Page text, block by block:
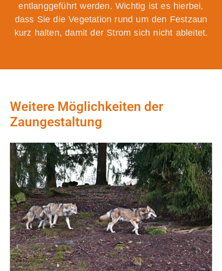
entlanggeführt werden. Wichtig ist es hierbei,
dass Sie die Vegetation rund um den Festzaun
kurz halten, damit der Strom sich nicht ableitet.
Weitere Möglichkeiten der
Zaungestaltung